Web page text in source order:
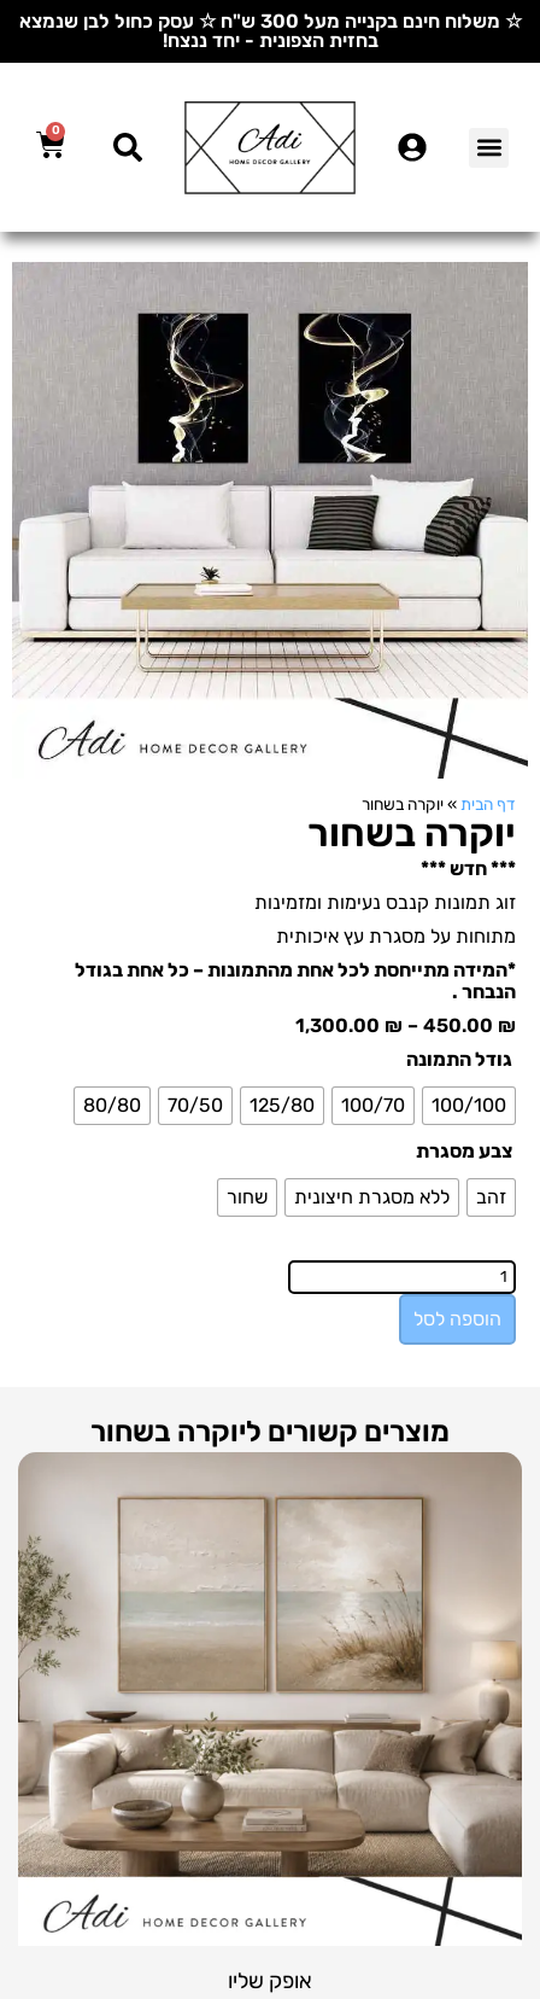
☆ משלוח חינם בקנייה מעל 300 ש"ח ☆ עסק כחול לבן שנמצא
בחזית הצפונית - יחד ננצח!
0
דף הבית »יוקרה בשחור
יוקרה בשחור
*** חדש ***
זוג תמונות קנבס נעימות ומזמינות
מתוחות על מסגרת עץ איכותית
*המידה מתייחסת לכל אחת מהתמונות – כל אחת בגודל
הנבחר .
450.00 ₪
–
1,300.00 ₪
גודל התמונה
100/100
100/70
125/80
70/50
80/80
צבע מסגרת
זהב
ללא מסגרת חיצונית שחור
הוספה לסל
מוצרים קשורים ליוקרה בשחור
אופק שליו